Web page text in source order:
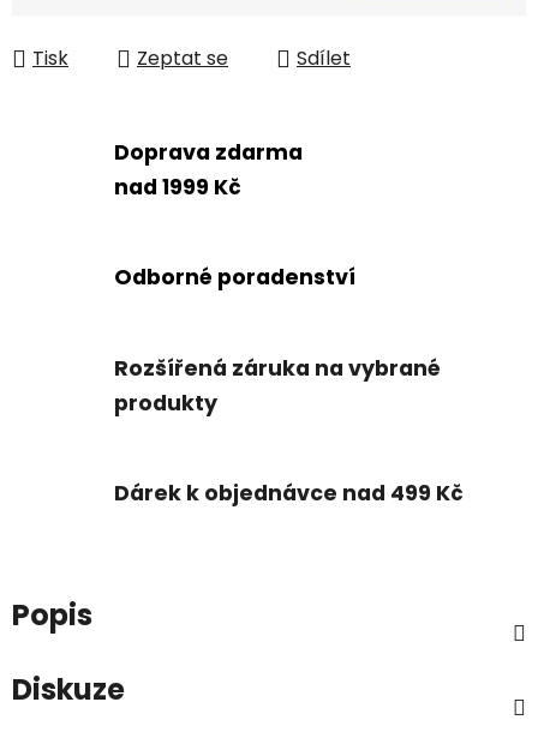
Tisk Zeptat se Sdílet
Doprava zdarma
nad 1999 Kč
Odborné poradenství
Rozšířená záruka na vybrané
produkty
Dárek k objednávce nad 499 Kč
Popis
Diskuze